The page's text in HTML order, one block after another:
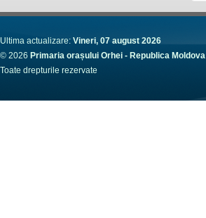
Ultima actualizare: Vineri, 07 august 2026
© 2026 Primaria orașului Orhei - Republica Moldova
Toate drepturile rezervate